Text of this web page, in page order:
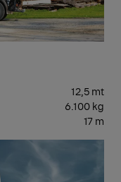
12,5 mt
6.100 kg
17 m